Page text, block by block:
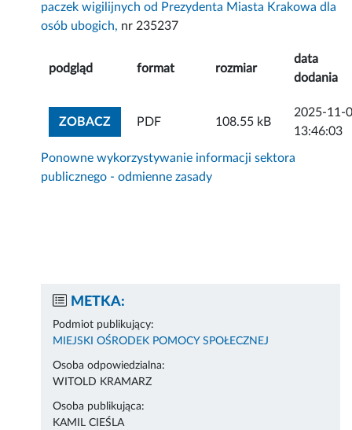
paczek wigilijnych od Prezydenta Miasta Krakowa dla
osób ubogich, nr 235237
podgląd format rozmiar
data
dodania
ZOBACZZOBACZ ZAŁĄCZNIK
PDF 108.55 kB
2025-11-
13:46:03
Ponowne wykorzystywanie informacji sektora
publicznego - odmienne zasady
METKA:
Podmiot publikujący:
MIEJSKI OŚRODEK POMOCY SPOŁECZNEJ
Osoba odpowiedzialna:
WITOLD KRAMARZ
Osoba publikująca:
KAMIL CIEŚLA